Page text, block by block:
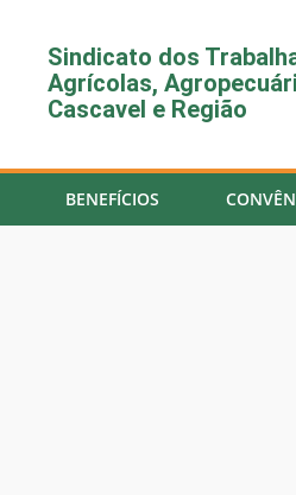
Sindicato dos
Agrícolas,
Cascavel e Região
BENEFÍCIOS